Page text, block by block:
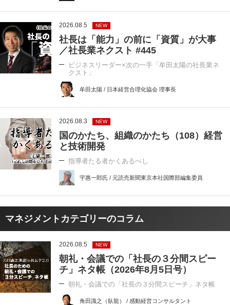
2026.08.5 NEW
社長は「能力」の前に「資質」が大事
／社長業ネクスト #445
ビジネスリーダー×次の一手「牟田太陽の社長業ネ
クスト」
牟田太陽 / 日本経営合理化協会 理事長
2026.08.3 NEW
国のかたち、組織のかたち（108）経営
と技術開発
指導者たる者かくあるべし
宇惠一郎氏 / 元読売新聞東京本社国際部編集委員
マネジメントカテゴリーのコラム
2026.08.5 NEW
朝礼・会議での「社長の３分間スピー
チ」ネタ帳（2026年8月5日号）
朝礼・会議での「社長の３分間スピーチ」ネタ帳
角田識之（臥龍） / 感動経営コンサルタント